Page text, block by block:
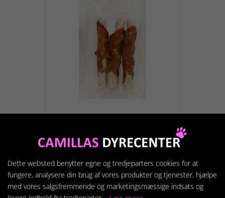
Chicken 15cm 120gr
Vis produkt
Dette websted benytter egne og tredjeparters cookies for at
fungere, analysere din brug af vores produkter og tjenester, hjælpe
med vores salgsfremmende og marketingsmæssige indsats og